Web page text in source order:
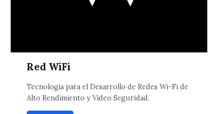
Red WiFi
Tecnología para el Desarrollo de Redes Wi-Fi de
Alto Rendimiento y Video Seguridad.